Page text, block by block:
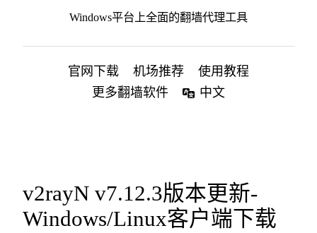
Windows平台上全面的翻墙代理工具
官网下载 机场推荐
使用教程
更多翻墙软件
中文
v2rayN v7.12.3版本更新-
Windows/Linux客户端下载